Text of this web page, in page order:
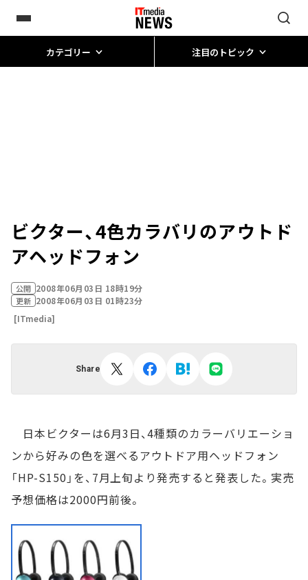
カテゴリー 注目のトピック
ビクター、4色カラバリのアウトド
アヘッドフォン
公開 2008年06月03日 18時19分
更新 2008年06月03日 01時23分
[ITmedia]
Share
日本ビクターは6月3日、4種類のカラーバリエーショ
ンから好みの色を選べるアウトドア用ヘッドフォン
「HP-S150」を、7月上旬より発売すると発表した。実売
予想価格は2000円前後。